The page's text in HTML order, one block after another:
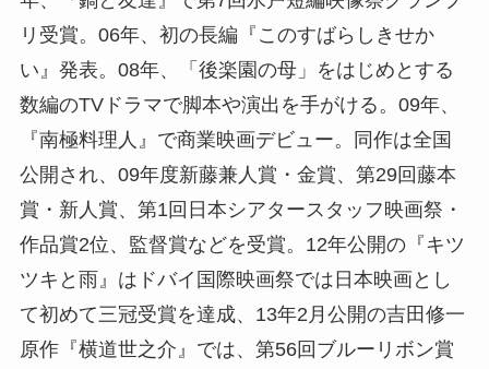
リ受賞。06年、初の長編『このすばらしきせか
い』発表。08年、「後楽園の母」をはじめとする
数編のTVドラマで脚本や演出を手がける。09年、
『南極料理人』で商業映画デビュー。同作は全国
公開され、09年度新藤兼人賞・金賞、第29回藤本
賞・新人賞、第1回日本シアタースタッフ映画祭・
作品賞2位、監督賞などを受賞。12年公開の『キツ
ツキと雨』はドバイ国際映画祭では日本映画とし
て初めて三冠受賞を達成、13年2月公開の吉田修一
原作『横道世之介』では、第56回ブルーリボン賞